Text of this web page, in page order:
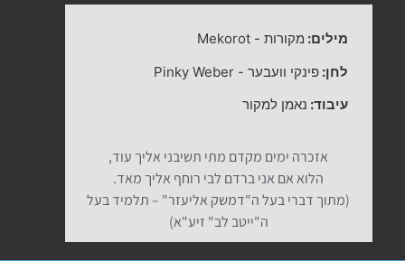
מילים: מקורות -
Mekorot
לחן:פינקי וועבער -
Pinky Weber
עיבוד: נאמן למקור
אזכרה ימים מקדם מתי תשיבני אליך עוד,
הלוא אם אני ברדם לבי רוחף אליך מאד.
(מתוך דברי בעל ה"דמשק אליעזר" – תלמיד בעל
ה"ייטב לב" זיע"א)